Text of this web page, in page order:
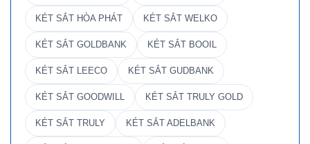
KÉT SẮT HÒA PHÁT KÉT SẮT WELKO
KÉT SẮT GOLDBANK KÉT SẮT BOOIL
KÉT SẮT LEECO KÉT SẮT GUDBANK
KÉT SẮT GOODWILL KÉT SẮT TRULY GOLD
KÉT SẮT TRULY KÉT SẮT ADELBANK